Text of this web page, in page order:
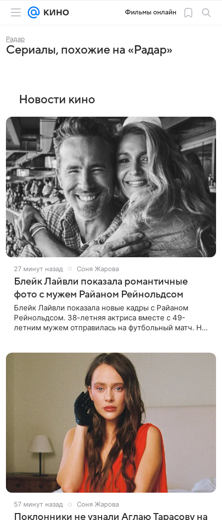
Фильмы онлайн
Радар
Сериалы, похожие на «Радар»
Новости кино
27 минут назад Соня Жарова
Блейк Лайвли показала романтичные
фото с мужем Райаном Рейнольдсом
Блейк Лайвли показала новые кадры с Райаном
Рейнольдсом. 38-летняя актриса вместе с 49-
летним мужем отправилась на футбольный матч. На
57 минут назад Соня Жарова
Поклонники не узнали Аглаю Тарасову на